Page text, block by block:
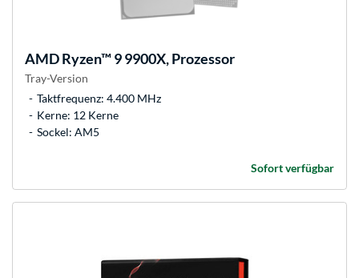
AMDRyzen™ 9 9900X, Prozessor
Tray-Version
Taktfrequenz: 4.400 MHz
Kerne: 12 Kerne
Sockel: AM5
Sofort verfügbar